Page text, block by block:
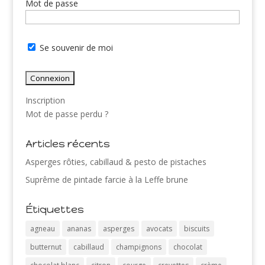
Mot de passe
Se souvenir de moi
Inscription
Mot de passe perdu ?
Articles récents
Asperges rôties, cabillaud & pesto de pistaches
Suprême de pintade farcie à la Leffe brune
Étiquettes
agneau ananas asperges avocats
biscuits
butternut
cabillaud champignons
chocolat